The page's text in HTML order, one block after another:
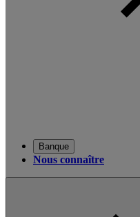
Banque
Nous connaître